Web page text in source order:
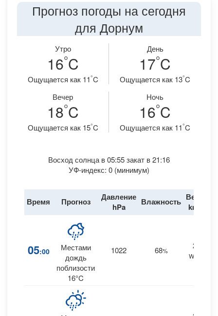
Прогноз погоды на сегодня
для Дорнум
Утро
16°C
Ощущается как 11°C
День
17°C
Ощущается как 13°C
Вечер
18°C
Ощущается как 15°C
Ночь
16°C
Ощущается как 11°C
Восход солнца в 05:55 закат в 21:16
УФ-индекс: 0 (минимум)
Время Прогноз
Давление
hPa
Влажность Ветер
km/h
05:00
Местами
дождь
поблизости
16°C
1022 68%
23
WNW